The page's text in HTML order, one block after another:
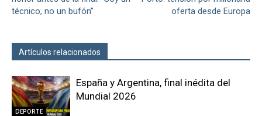
técnico, no un bufón”
oferta desde Europa
Artículos relacionados
DEPORTE
España y Argentina, final inédita del
Mundial 2026